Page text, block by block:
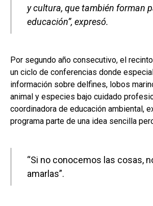
y cultura, que también forman
educación”, expresó.
Por segundo año consecutivo, el
un ciclo de conferencias donde
información sobre delfines, lobos
animal y especies bajo cuidado
coordinadora de educación ambiental,
programa parte de una idea sencilla
“Si no conocemos las cosas,
amarlas”.